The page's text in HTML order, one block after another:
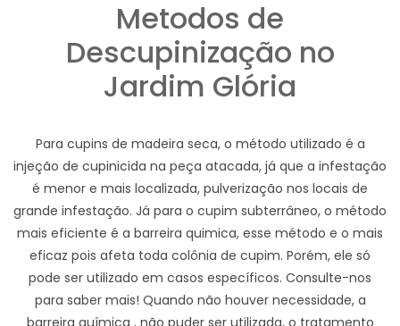
Metodos de
Descupinização no
Jardim Glória
Para cupins de madeira seca, o método utilizado é a
injeção de cupinicida na peça atacada, já que a infestação
é menor e mais localizada, pulverização nos locais de
grande infestação. Já para o cupim subterrâneo, o método
mais eficiente é a barreira quimica, esse método e o mais
eficaz pois afeta toda colônia de cupim. Porém, ele só
pode ser utilizado em casos específicos. Consulte-nos
para saber mais! Quando não houver necessidade, a
barreira química , não puder ser utilizada, o tratamento